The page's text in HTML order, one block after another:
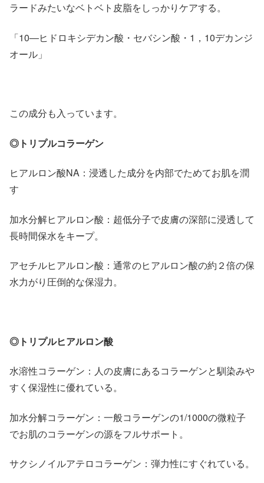
ラードみたいなベトベト皮脂をしっかりケアする。
「10―ヒドロキシデカン酸・セバシン酸・1，10デカンジ
オール」
この成分も入っています。
◎トリプルコラーゲン
ヒアルロン酸NA：浸透した成分を内部でためてお肌を潤
す
加水分解ヒアルロン酸：超低分子で皮膚の深部に浸透して
長時間保水をキープ。
アセチルヒアルロン酸：通常のヒアルロン酸の約２倍の保
水力がり圧倒的な保湿力。
◎トリプルヒアルロン酸
水溶性コラーゲン：人の皮膚にあるコラーゲンと馴染みや
すく保湿性に優れている。
加水分解コラーゲン：一般コラーゲンの1/1000の微粒子
でお肌のコラーゲンの源をフルサポート。
サクシノイルアテロコラーゲン：弾力性にすぐれている。